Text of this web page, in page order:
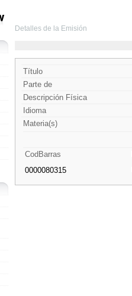
Detalles de la Emisión
Título
Parte de
Descripción Física
Idioma
Materia(s)
CodBarras
0000080315